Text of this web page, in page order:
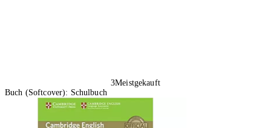
3Meistgekauft
Buch (Softcover): Schulbuch